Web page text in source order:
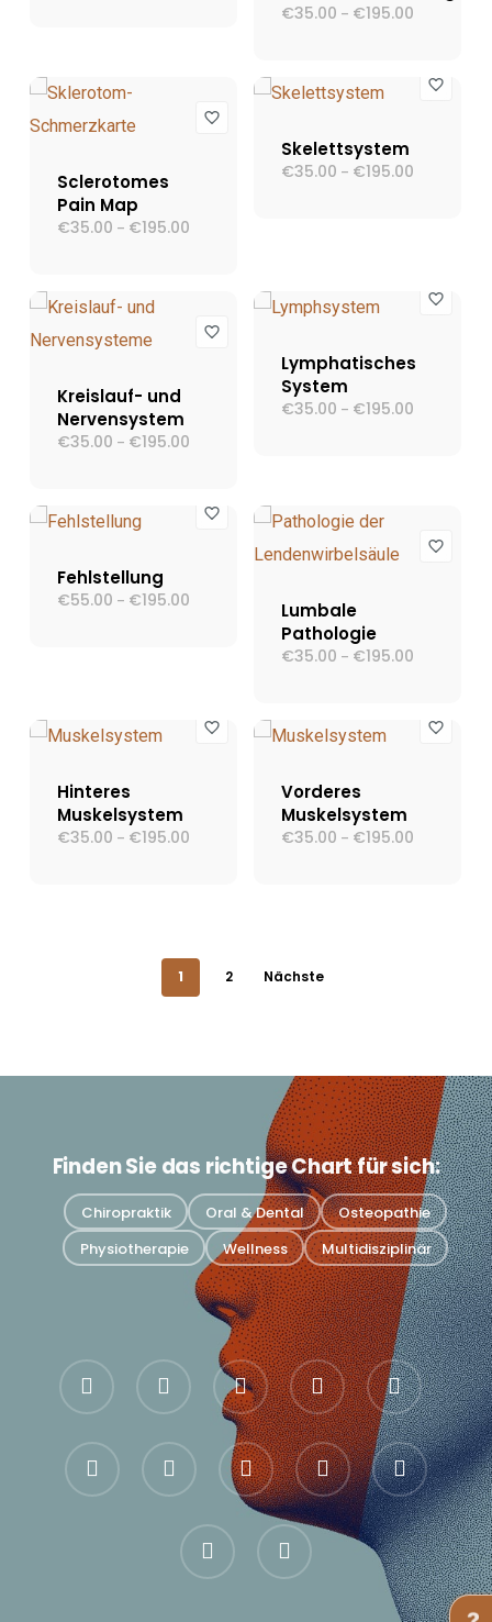
€35.00 – €195.00
Sclerotomes
Pain Map
€35.00 – €195.00Preisspanne:
Skelettsystem
€35.00 – €195.00
Kreislauf- und
Nervensystem
€35.00 – €195.00Preisspanne:
Lymphatisches
System
€35.00 – €195.00
Fehlstellung
€55.00 – €195.00Preisspanne:
Lumbale
Pathologie
€35.00 – €195.00
Hinteres
Muskelsystem
€35.00 – €195.00Preisspanne:
Vorderes
Muskelsystem
€35.00 – €195.00
1 2 Nächste
Finden Sie das richtige Chart für sich:
Chiropraktik Oral & Dental
Osteopathie
Physiotherapie
Wellness Multidisziplinär
bluesky facebook pinterest linkedin youtube
google-
plus
instagram whatsapp Bote tiktok
Gewinde trustpilot